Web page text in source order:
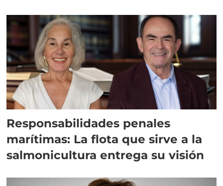
Responsabilidades penales
marítimas: La flota que sirve a la
salmonicultura entrega su visión